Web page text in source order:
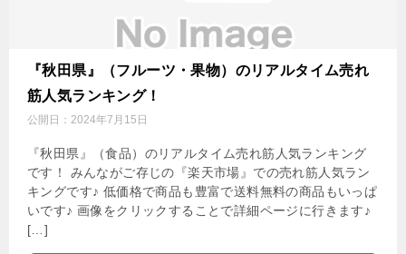
『秋田県』（フルーツ・果物）のリアルタイム売れ
筋人気ランキング！
公開日： 2024年7月15日
『秋田県』（食品）のリアルタイム売れ筋人気ランキング
です！ みんながご存じの『楽天市場』での売れ筋人気ラン
キングです♪ 低価格で商品も豊富で送料無料の商品もいっぱ
いです♪ 画像をクリックすることで詳細ページに行きます♪
[…]